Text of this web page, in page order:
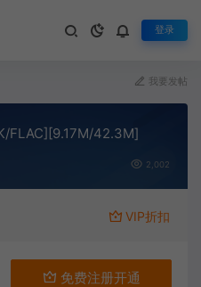
登录
我要发帖
FLAC][9.17M/42.3M]
2,002
VIP折扣
免费注册开通